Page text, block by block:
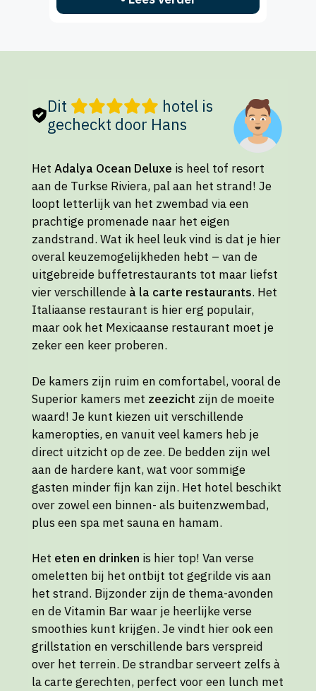
Dit
hotel is
gecheckt door Hans
Het Adalya Ocean Deluxe is heel tof resort
aan de Turkse Riviera, pal aan het strand! Je
loopt letterlijk van het zwembad via een
prachtige promenade naar het eigen
zandstrand. Wat ik heel leuk vind is dat je hier
overal keuzemogelijkheden hebt – van de
uitgebreide buffetrestaurants tot maar liefst
vier verschillende à la carte restaurants. Het
Italiaanse restaurant is hier erg populair,
maar ook het Mexicaanse restaurant moet je
zeker een keer proberen.
De kamers zijn ruim en comfortabel, vooral de
Superior kamers met zeezicht zijn de moeite
waard! Je kunt kiezen uit verschillende
kameropties, en vanuit veel kamers heb je
direct uitzicht op de zee. De bedden zijn wel
aan de hardere kant, wat voor sommige
gasten minder fijn kan zijn. Het hotel beschikt
over zowel een binnen- als buitenzwembad,
plus een spa met sauna en hamam.
Het eten en drinken is hier top! Van verse
omeletten bij het ontbijt tot gegrilde vis aan
het strand. Bijzonder zijn de thema-avonden
en de Vitamin Bar waar je heerlijke verse
smoothies kunt krijgen. Je vindt hier ook een
grillstation en verschillende bars verspreid
over het terrein. De strandbar serveert zelfs à
la carte gerechten, perfect voor een lunch met